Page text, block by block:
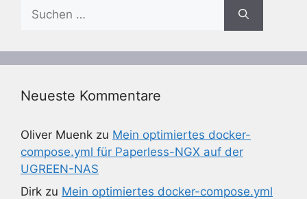
nach:
Neueste Kommentare
Oliver Muenk zu Mein optimiertes docker-
compose.yml für Paperless-NGX auf der
UGREEN-NAS
Dirk zu Mein optimiertes docker-compose.yml